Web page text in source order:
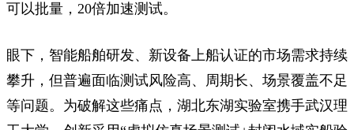
可以批量，20倍加速测试。
眼下，智能船舶研发、新设备上船认证的市场需求持续
攀升，但普遍面临测试风险高、周期长、场景覆盖不足
等问题。为破解这些痛点，湖北东湖实验室携手武汉理